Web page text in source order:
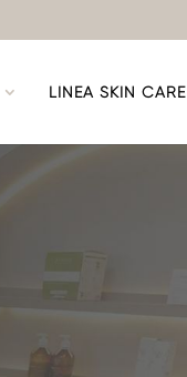
LÍNEA SKIN CARE